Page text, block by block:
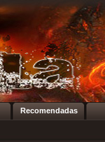
Recomendadas